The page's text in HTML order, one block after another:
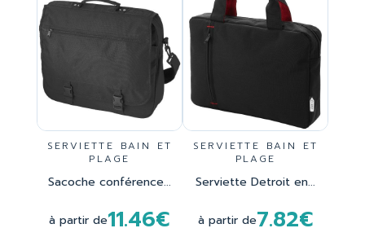
SERVIETTE BAIN ET
PLAGE
Sacoche conférence...
à partir de11.46€
SERVIETTE BAIN ET
PLAGE
Serviette Detroit en...
à partir de7.82€